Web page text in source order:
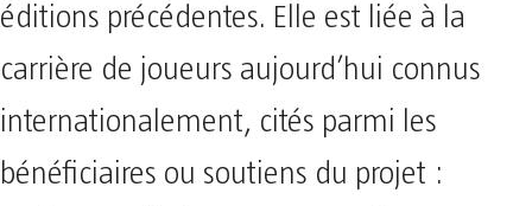
éditions précédentes. Elle est liée à la
carrière de joueurs aujourd’hui connus
internationalement, cités parmi les
bénéficiaires ou soutiens du projet :